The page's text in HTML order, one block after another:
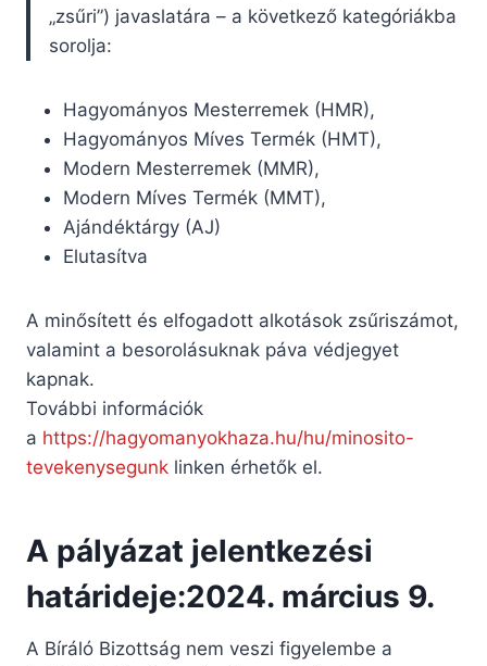
„zsűri”) javaslatára – a következő kategóriákba
sorolja:
Hagyományos Mesterremek (HMR),
Hagyományos Míves Termék (HMT),
Modern Mesterremek (MMR),
Modern Míves Termék (MMT),
Ajándéktárgy (AJ)
Elutasítva
A minősített és elfogadott alkotások zsűriszámot,
valamint a besorolásuknak páva védjegyet
kapnak.
További információk
a https://hagyomanyokhaza.hu/hu/minosito-
tevekenysegunk linken érhetők el.
A pályázat jelentkezési
határideje:2024. március 9.
A Bíráló Bizottság nem veszi figyelembe a